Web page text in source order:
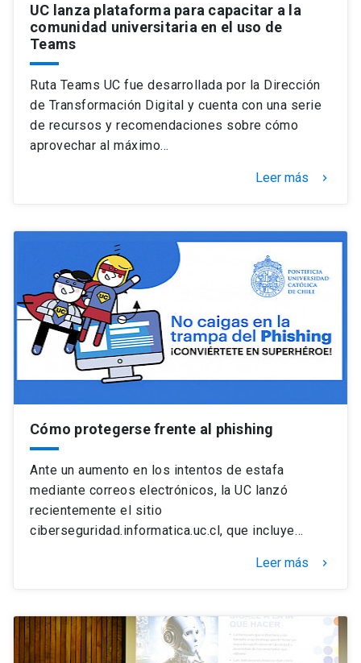
UC lanza plataforma para capacitar a la
comunidad universitaria en el uso de
Teams
Ruta Teams UC fue desarrollada por la Dirección
de Transformación Digital y cuenta con una serie
de recursos y recomendaciones sobre cómo
aprovechar al máximo…
Leer más keyboard_arrow_right
Cómo protegerse frente al phishing
Ante un aumento en los intentos de estafa
mediante correos electrónicos, la UC lanzó
recientemente el sitio
ciberseguridad.informatica.uc.cl, que incluye…
Leer más keyboard_arrow_right